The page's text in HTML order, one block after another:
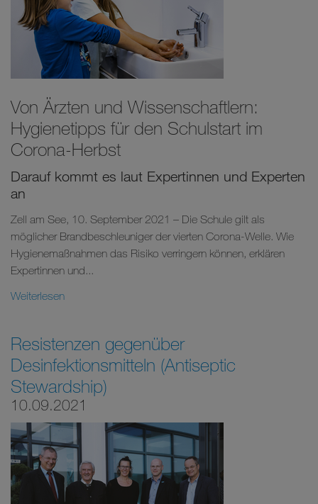
Von Ärzten und Wissenschaftlern:
Hygienetipps für den Schulstart im
Corona-Herbst
Darauf kommt es laut Expertinnen und Experten
an
Zell am See, 10. September 2021 – Die Schule gilt als
möglicher Brandbeschleuniger der vierten Corona-Welle. Wie
Hygienemaßnahmen das Risiko verringern können, erklären
Expertinnen und...
Weiterlesen
Resistenzen gegenüber
Desinfektionsmitteln (Antiseptic
Stewardship)
10.09.2021